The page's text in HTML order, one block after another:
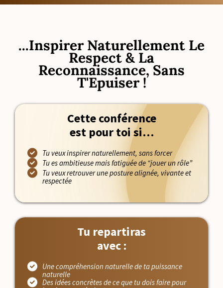
...Inspirer Naturellement Le
Respect & La
Reconnaissance, Sans
T'Epuiser !
Cette conférence
est pour toi si…
Tu veux inspirer naturellement, sans forcer
Tu es ambitieuse mais fatiguée de “jouer un rôle”
Tu veux retrouver une posture alignée, vivante et
respectée
Tu repartiras
avec :
Une compréhension naturelle de ta puissance
naturelle
Des idées concrètes de ce que tu dois faire pour